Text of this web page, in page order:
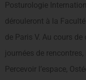
Posturologie
dérouleront à la
de Paris V. Au cours de
journées de
Percevoir l’espace,